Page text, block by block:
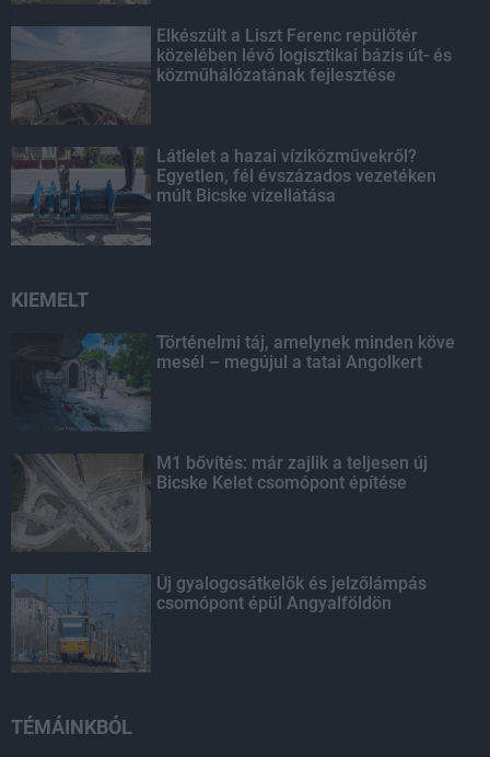
Elkészült a Liszt Ferenc repülőtér
közelében lévő logisztikai bázis út- és
közműhálózatának fejlesztése
Látlelet a hazai víziközművekről?
Egyetlen, fél évszázados vezetéken
múlt Bicske vízellátása
KIEMELT
Történelmi táj, amelynek minden köve
mesél – megújul a tatai Angolkert
M1 bővítés: már zajlik a teljesen új
Bicske Kelet csomópont építése
Új gyalogosátkelők és jelzőlámpás
csomópont épül Angyalföldön
TÉMÁINKBÓL